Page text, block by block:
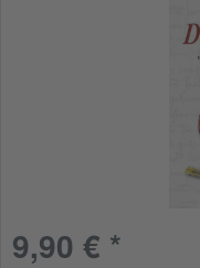
9,90 € *